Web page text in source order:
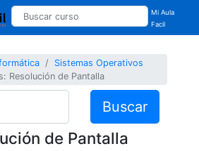
Mi Aula
Facil
Sistemas Operativos
Resolución de Pantalla
Buscar
de Pantalla